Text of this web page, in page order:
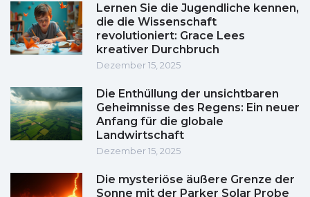
Lernen Sie die Jugendliche kennen,
die die Wissenschaft
revolutioniert: Grace Lees
kreativer Durchbruch
Dezember 15, 2025
Die Enthüllung der unsichtbaren
Geheimnisse des Regens: Ein neuer
Anfang für die globale
Landwirtschaft
Dezember 15, 2025
Die mysteriöse äußere Grenze der
Sonne mit der Parker Solar Probe